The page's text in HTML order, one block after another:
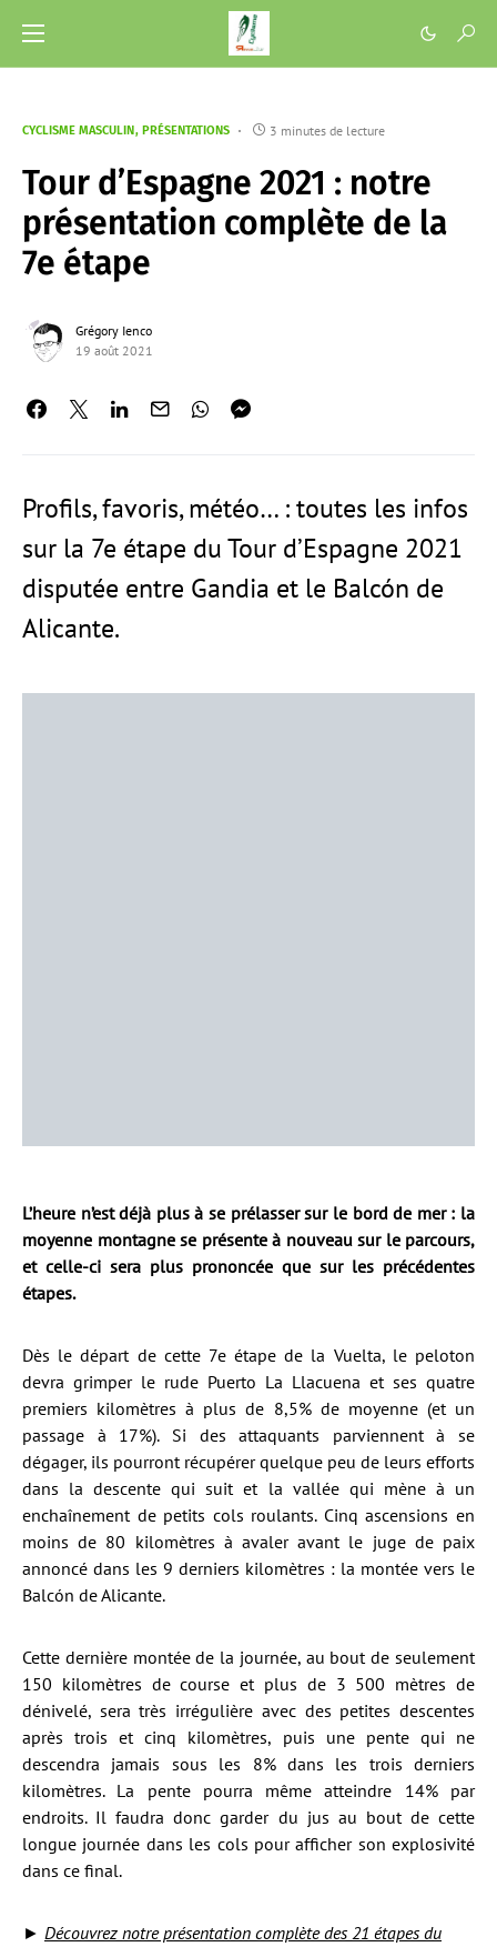
CYCLISME MASCULIN PRÉSENTATIONS 3 minutes de lecture
Tour d’Espagne 2021 : notre
présentation complète de la
7e étape
Grégory Ienco
19 août 2021
Profils, favoris, météo… : toutes les infos
sur la 7e étape du Tour d’Espagne 2021
disputée entre Gandia et le Balcón de
Alicante.
L’heure n’est déjà plus à se prélasser sur le bord de mer : la
moyenne montagne se présente à nouveau sur le parcours,
et celle-ci sera plus prononcée que sur les précédentes
étapes.
Dès le départ de cette 7e étape de la Vuelta, le peloton
devra grimper le rude Puerto La Llacuena et ses quatre
premiers kilomètres à plus de 8,5% de moyenne (et un
passage à 17%). Si des attaquants parviennent à se
dégager, ils pourront récupérer quelque peu de leurs efforts
dans la descente qui suit et la vallée qui mène à un
enchaînement de petits cols roulants. Cinq ascensions en
moins de 80 kilomètres à avaler avant le juge de paix
annoncé dans les 9 derniers kilomètres : la montée vers le
Balcón de Alicante.
Cette dernière montée de la journée, au bout de seulement
150 kilomètres de course et plus de 3 500 mètres de
dénivelé, sera très irrégulière avec des petites descentes
après trois et cinq kilomètres, puis une pente qui ne
descendra jamais sous les 8% dans les trois derniers
kilomètres. La pente pourra même atteindre 14% par
endroits. Il faudra donc garder du jus au bout de cette
longue journée dans les cols pour afficher son explosivité
dans ce final.
► Découvrez notre présentation complète des 21 étapes du